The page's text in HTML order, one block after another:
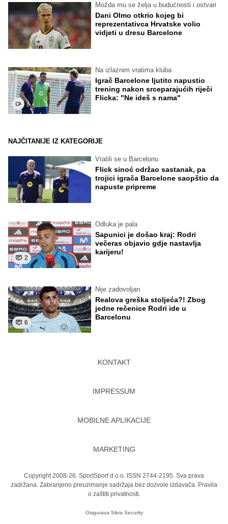
Možda mu se želja u budućnosti i ostvari
Dani Olmo otkrio kojeg bi
reprezentativca Hrvatske volio
vidjeti u dresu Barcelone
Na izlaznim vratima kluba
Igrač Barcelone ljutito napustio
trening nakon srceparajućih riječi
Flicka: "Ne ideš s nama"
NAJČITANIJE IZ KATEGORIJE
Vratili se u Barcelonu
Flick sinoć održao sastanak, pa
trojici igrača Barcelone saopštio da
napuste pripreme
2
Odluka je pala
Sapunici je došao kraj: Rodri
večeras objavio gdje nastavlja
karijeru!
6
Nije zadovoljan
Realova greška stoljeća?! Zbog
jedne rečenice Rodri ide u
Barcelonu
KONTAKT
IMPRESSUM
MOBILNE APLIKACIJE
MARKETING
Copyright 2008-26. SportSport d.o.o. ISSN 2744-2195. Sva prava
zadržana. Zabranjeno preuzimanje sadržaja bez dozvole izdavača. Pravila
o zaštiti privatnosti.
Osigurava Sikra Security